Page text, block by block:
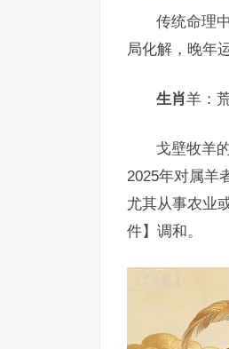
传统命理
局化解，晚年
生肖羊：
戈壁牧羊
2025年对属羊
尤其从事农业
件】调和。